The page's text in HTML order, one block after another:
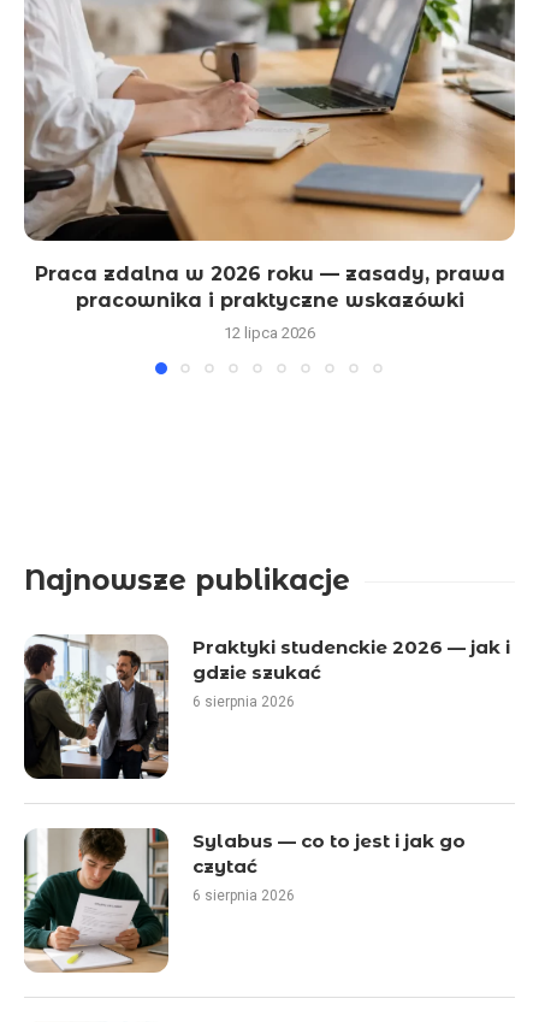
Praca zdalna w 2026 roku — zasady, prawa
pracownika i praktyczne wskazówki
12 lipca 2026
Najnowsze publikacje
Praktyki studenckie 2026 — jak i
gdzie szukać
6 sierpnia 2026
Sylabus — co to jest i jak go
czytać
6 sierpnia 2026